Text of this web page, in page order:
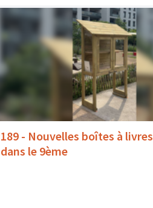
189 - Nouvelles boîtes à livres
dans le 9ème